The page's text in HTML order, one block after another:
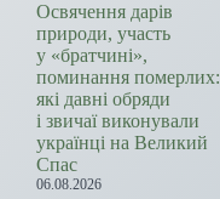
Освячення дарів
природи, участь
у «братчині»,
поминання померлих:
які давні обряди
і звичаї виконували
українці на Великий
Спас
06.08.2026